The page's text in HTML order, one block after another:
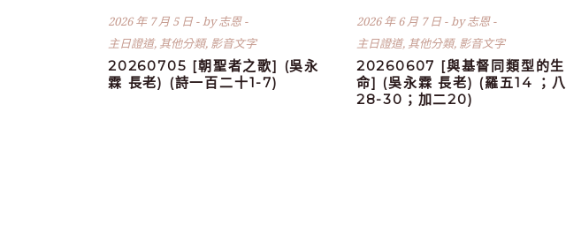
2026 年 7 月 5 日 by志恩
主日證道, 其他分類, 影音文字
20260705 [朝聖者之歌] (吳永
霖 長老) (詩一百二十1-7)
2026 年 6 月 7 日 by志恩
主日證道, 其他分類, 影音文字
20260607 [與基督同類型的生
命] (吳永霖 長老) (羅五14 ；八
28-30；加二20)